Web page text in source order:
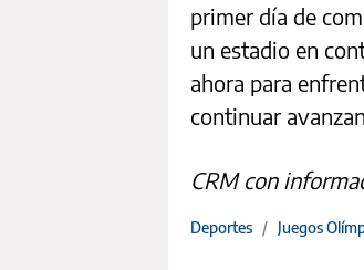
primer día de
un estadio en
ahora para
continuar
CRM con
Deportes / Juegos